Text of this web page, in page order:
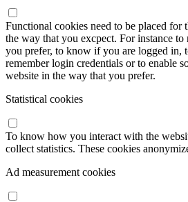
Functional cookies need to be placed for
the way that you excpect. For instance
you prefer, to know if you are logged in,
remember login credentials or to enable
website in the way that you prefer.
Statistical cookies
To know how you interact with the
collect statistics. These cookies
Ad measurement cookies